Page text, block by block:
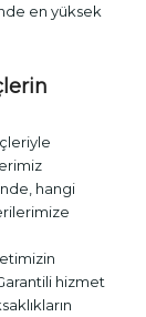
en yüksek
hangi
hizmet